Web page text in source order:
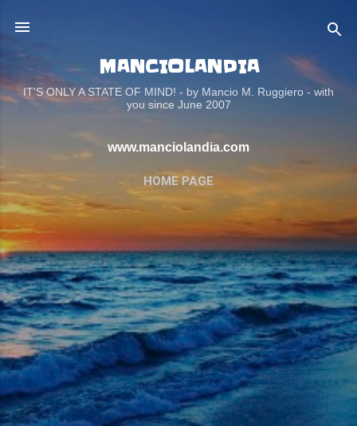
MANCIOLANDIA
IT'S ONLY A STATE OF MIND! - by Mancio M. Ruggiero - with
you since June 2007
www.manciolandia.com
HOME PAGE